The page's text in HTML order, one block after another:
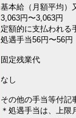
基本給（月額平均）
3,063円〜3,063円
定額的に支払われる
処遇手当56円〜56円
固定残業代
なし
その他の手当等付記
＊処遇手当は、上限